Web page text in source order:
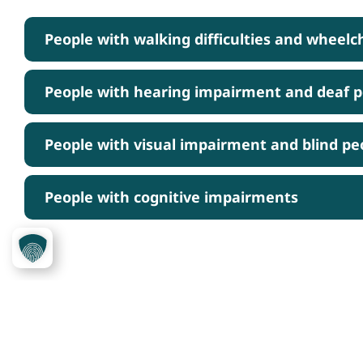
People with walking difficulties and
People with hearing impairment and deaf
People with visual impairment and blind
People with cognitive impairments